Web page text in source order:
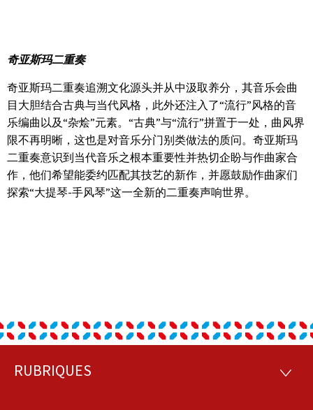
奇亚斯玛二重奏
奇亚斯玛二重奏追溯文化源头并从中汲取养分，其音乐会曲
目大胆结合古典与当代风格，此外还注入了“流行”风格的音
乐编曲以及“杂烩”元素。“古典”与“流行”拼置于一处，曲风界
限不再明晰，这也是对音乐分门别类做法的质问。奇亚斯玛
二重奏意识到当代音乐之根本重要性并热切企盼与作曲家合
作，他们希望能委约匹配其技艺的新作，并愿鼓励作曲家们
探索“大提琴-手风琴”这一全新的二重奏声响世界。
Footer
RUBRIQUES